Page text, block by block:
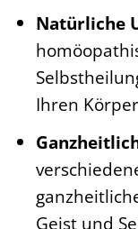
Natürliche
Ihren
Geist und